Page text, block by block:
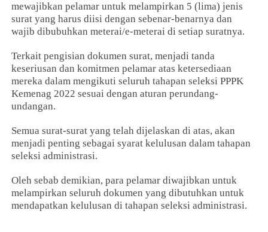
mewajibkan pelamar untuk melampirkan 5 (lima) jenis
surat yang harus diisi dengan sebenar-benarnya dan
wajib dibubuhkan meterai/e-meterai di setiap suratnya.
Terkait pengisian dokumen surat, menjadi tanda
keseriusan dan komitmen pelamar atas ketersediaan
mereka dalam mengikuti seluruh tahapan seleksi PPPK
Kemenag 2022 sesuai dengan aturan perundang-
undangan.
Semua surat-surat yang telah dijelaskan di atas, akan
menjadi penting sebagai syarat kelulusan dalam tahapan
seleksi administrasi.
Oleh sebab demikian, para pelamar diwajibkan untuk
melampirkan seluruh dokumen yang dibutuhkan untuk
mendapatkan kelulusan di tahapan seleksi administrasi.